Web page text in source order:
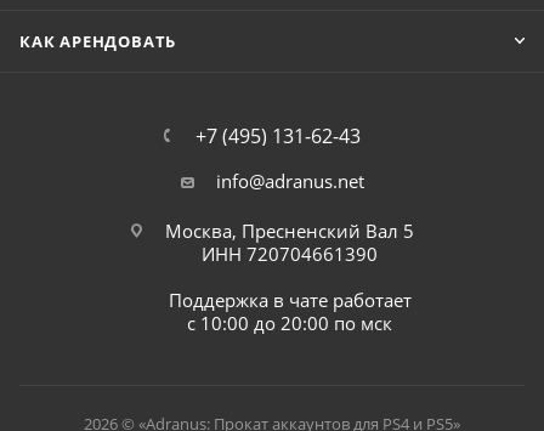
КАК АРЕНДОВАТЬ
+7 (495) 131-62-43
info@adranus.net
Москва, Пресненский Вал 5
ИНН 720704661390
Поддержка в чате работает
с 10:00 до 20:00 по мск
2026 © «Adranus: Прокат аккаунтов для PS4 и PS5»